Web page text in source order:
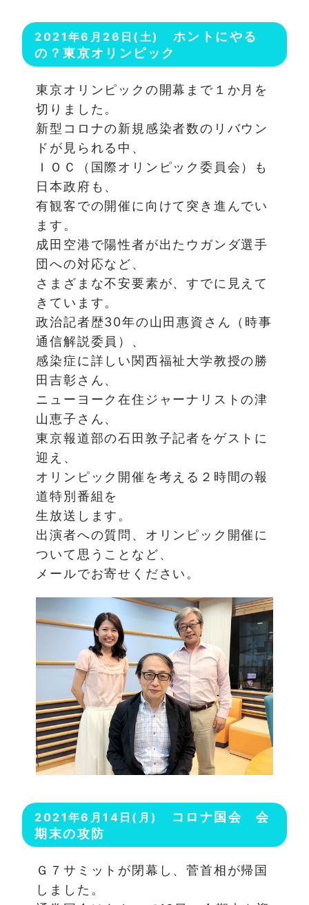
2021年6月26日(土)
ホントにやる
の？東京オリンピック
東京オリンピックの開幕まで１か月を
切りました。
新型コロナの新規感染者数のリバウン
ドが見られる中、
ＩＯＣ（国際オリンピック委員会）も
日本政府も、
有観客での開催に向けて突き進んでい
ます。
成田空港で陽性者が出たウガンダ選手
団への対応など、
さまざまな不安要素が、すでに見えて
きています。
政治記者歴30年の山田惠資さん（時事
通信解説委員）、
感染症に詳しい関西福祉大学教授の勝
田吉彰さん、
ニューヨーク在住ジャーナリストの津
山恵子さん、
東京報道部の石田敦子記者をゲストに
迎え、
オリンピック開催を考える２時間の報
道特別番組を
生放送します。
出演者への質問、オリンピック開催に
ついて思うことなど、
メールでお寄せください。
2021年6月14日(月)
コロナ国会 会
期末の攻防
Ｇ７サミットが閉幕し、菅首相が帰国
しました。